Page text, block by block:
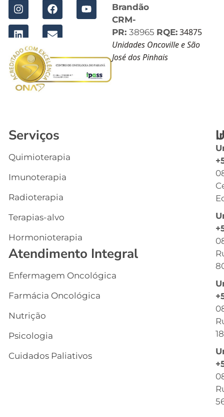
Brandão
CRM-
PR: 38965 RQE: 34875
Unidades Oncoville e São
José dos Pinhais
Serviços
Quimioterapia
Imunoterapia
Radioterapia
Terapias-alvo
Hormonioterapia
Atendimento Integral
Enfermagem Oncológica
Farmácia Oncológica
Nutrição
Psicologia
Cuidados Paliativos